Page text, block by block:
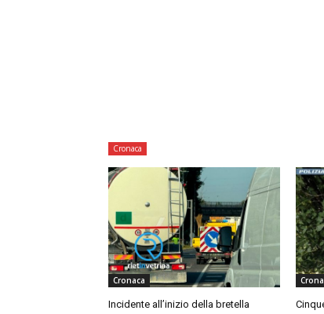
Cronaca
Cronaca
Incidente all’inizio della bretella